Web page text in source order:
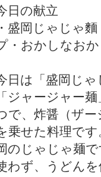
日の献立
・盛岡じゃじゃ
・おかしなお
日は「盛岡じ
「ジャージャー
で、炸醤（ザ
乗せた料理で
のじゃじゃ麺
わず、うどん